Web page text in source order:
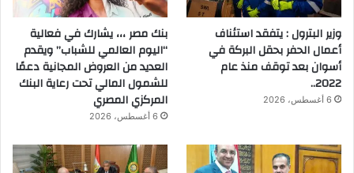
وزير البترول : يتفقد استئناف
أعمال الحفر بحقل البركة في
أسوان بعد توقف منذ عام
2022..
6 أغسطس، 2026
بنك مصر ،،، يشارك في فعالية
“اليوم العالمي للشباب” ويقدم
العديد من العروض المجانية دعمًا
للشمول المالي تحت رعاية البنك
المركزي المصري
6 أغسطس، 2026